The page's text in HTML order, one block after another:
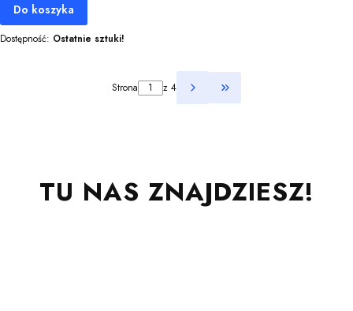
Do koszyka
Dostępność: Ostatnie sztuki!
Strona z 4 Przejdź do ostatniej
TU NAS ZNAJDZIESZ!